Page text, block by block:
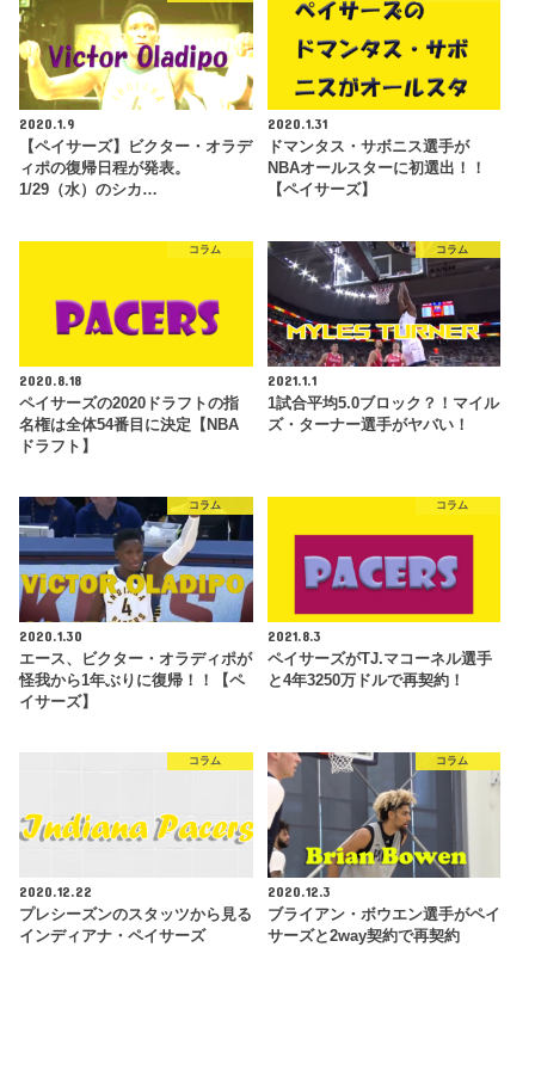
2020.1.9
【ペイサーズ】ビクター・オラデ
ィポの復帰日程が発表。
1/29（水）のシカ…
2020.1.31
ドマンタス・サボニス選手が
NBAオールスターに初選出！！
【ペイサーズ】
コラム
2020.8.18
ペイサーズの2020ドラフトの指
名権は全体54番目に決定【NBA
ドラフト】
コラム
2021.1.1
1試合平均5.0ブロック？！マイル
ズ・ターナー選手がヤバい！
コラム
2020.1.30
エース、ビクター・オラディポが
怪我から1年ぶりに復帰！！【ペ
イサーズ】
コラム
2021.8.3
ペイサーズがTJ.マコーネル選手
と4年3250万ドルで再契約！
コラム
2020.12.22
プレシーズンのスタッツから見る
インディアナ・ペイサーズ
コラム
2020.12.3
ブライアン・ボウエン選手がペイ
サーズと2way契約で再契約